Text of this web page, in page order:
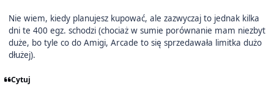
Nie wiem, kiedy planujesz kupować, ale zazwyczaj to jednak kilka
dni te 400 egz. schodzi (chociaż w sumie porównanie mam niezbyt
duże, bo tyle co do Amigi, Arcade to się sprzedawała limitka dużo
dłużej).
Cytuj